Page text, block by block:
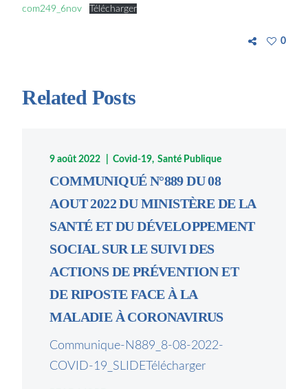
com249_6nov Télécharger
0
Related Posts
9 août 2022 Covid-19 Santé Publique
COMMUNIQUÉ N°889 DU 08
AOUT 2022 DU MINISTÈRE DE LA
SANTÉ ET DU DÉVELOPPEMENT
SOCIAL SUR LE SUIVI DES
ACTIONS DE PRÉVENTION ET
DE RIPOSTE FACE À LA
MALADIE À CORONAVIRUS
Communique-N889_8-08-2022-
COVID-19_SLIDETélécharger